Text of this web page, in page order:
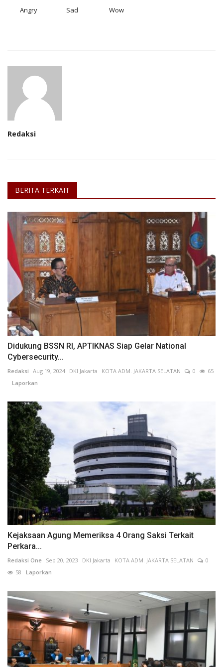
Angry Sad Wow
Redaksi
BERITA TERKAIT
Didukung BSSN RI, APTIKNAS Siap Gelar National
Cybersecurity...
Redaksi Aug 19, 2024 DKI Jakarta KOTA ADM. JAKARTA SELATAN 0
65
Laporkan
Kejaksaan Agung Memeriksa 4 Orang Saksi Terkait
Perkara...
Redaksi One Sep 20, 2023 DKI Jakarta KOTA ADM. JAKARTA SELATAN
0
58 Laporkan